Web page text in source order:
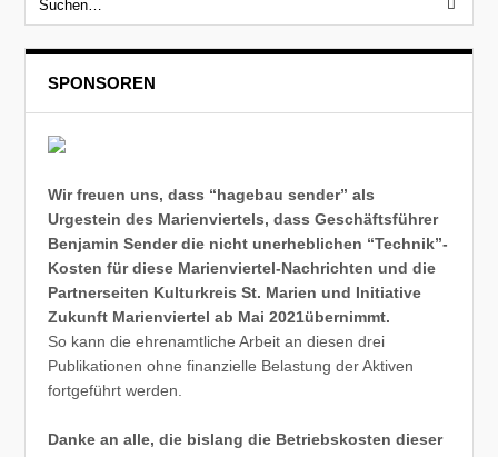
SPONSOREN
Wir freuen uns, dass “hagebau sender” als
Urgestein des Marienviertels, dass Geschäftsführer
Benjamin Sender die nicht unerheblichen “Technik”-
Kosten für diese Marienviertel-Nachrichten und die
Partnerseiten Kulturkreis St. Marien und Initiative
Zukunft Marienviertel ab Mai 2021übernimmt.
So kann die ehrenamtliche Arbeit an diesen drei
Publikationen ohne finanzielle Belastung der Aktiven
fortgeführt werden.
Danke an alle, die bislang die Betriebskosten dieser